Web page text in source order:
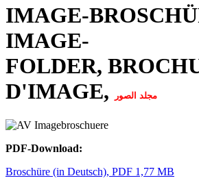
IMAGE-
IMAGE-
FOLDER,
D'IMAGE,
مجلد الصور
PDF-Download:
Broschüre (in Deutsch), PDF 1,77 MB